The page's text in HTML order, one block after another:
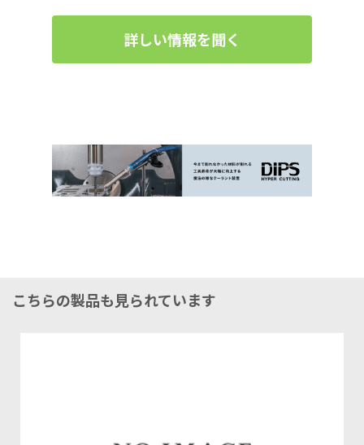
詳しい情報を聞く
こちらの製品も見られています